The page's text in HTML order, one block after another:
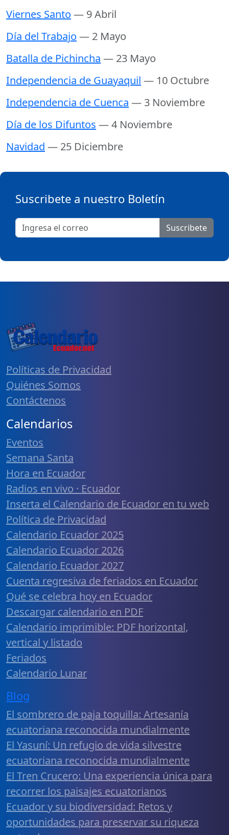
Viernes Santo — 9 Abril
Día del Trabajo — 2 Mayo
Batalla de Pichincha — 23 Mayo
Independencia de Guayaquil — 10 Octubre
Independencia de Cuenca — 3 Noviembre
Día de los Difuntos — 4 Noviembre
Navidad — 25 Diciembre
Suscribete a nuestro Boletín
Suscribete
Políticas de Privacidad
Quiénes Somos
Contáctenos
Calendarios
Eventos
Semana Santa
Hora en Ecuador
Radios en vivo · Ecuador
Inserta el Calendario de Ecuador en tu web
Política de Privacidad
Calendario Ecuador 2025
Calendario Ecuador 2026
Calendario Ecuador 2027
Cuenta regresiva de feriados en Ecuador
Qué se celebra hoy en Ecuador
Descargar calendario en PDF
Calendario imprimible: PDF horizontal,
vertical y listado
Feriados
Calendario Lunar
Blog
El sombrero de paja toquilla: Artesanía
ecuatoriana reconocida mundialmente
El Yasuní: Un refugio de vida silvestre
ecuatoriana reconocida mundialmente
El Tren Crucero: Una experiencia única para
recorrer los paisajes ecuatorianos
Ecuador y su biodiversidad: Retos y
oportunidades para preservar su riqueza